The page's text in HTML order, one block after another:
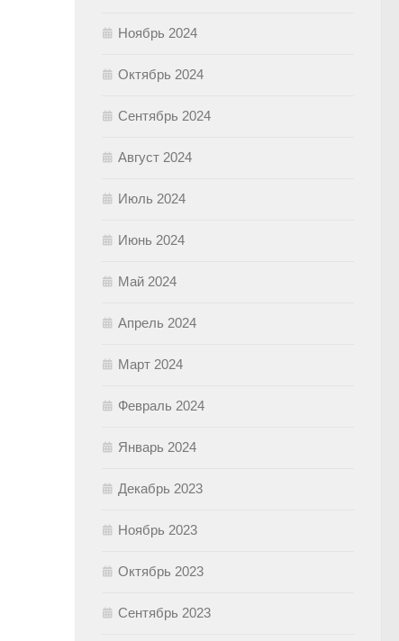
Ноябрь 2024
Октябрь 2024
Сентябрь 2024
Август 2024
Июль 2024
Июнь 2024
Май 2024
Апрель 2024
Март 2024
Февраль 2024
Январь 2024
Декабрь 2023
Ноябрь 2023
Октябрь 2023
Сентябрь 2023